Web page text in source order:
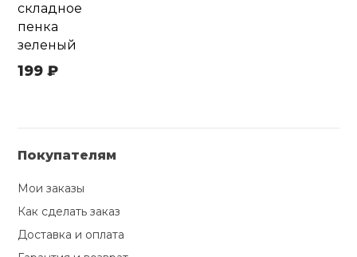
складное
пенка
зеленый
199 ₽
Покупателям
Мои заказы
Как сделать заказ
Доставка и оплата